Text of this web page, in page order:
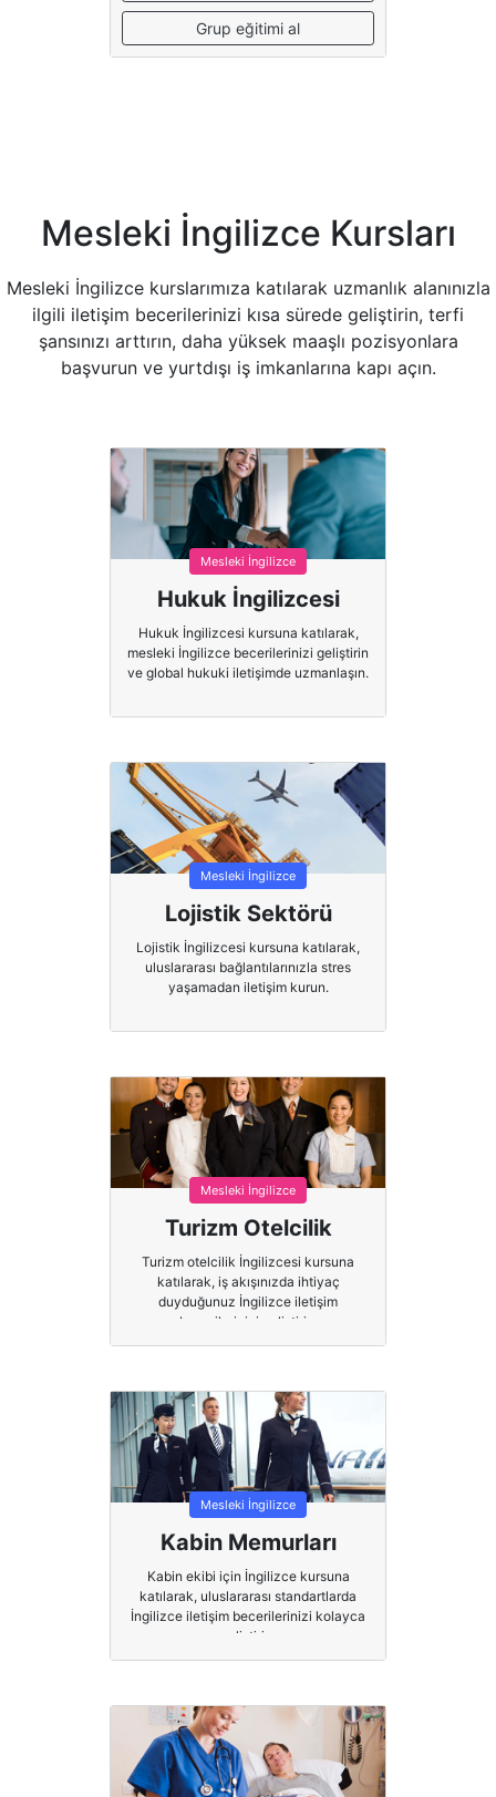
Grup eğitimi al
Mesleki İngilizce Kursları
Mesleki İngilizce kurslarımıza katılarak uzmanlık alanınızla
ilgili iletişim becerilerinizi kısa sürede geliştirin, terfi
şansınızı arttırın, daha yüksek maaşlı pozisyonlara
başvurun ve yurtdışı iş imkanlarına kapı açın.
Mesleki İngilizce
Hukuk İngilizcesi
Hukuk İngilizcesi kursuna katılarak,
mesleki İngilizce becerilerinizi geliştirin
ve global hukuki iletişimde uzmanlaşın.
Mesleki İngilizce
Lojistik Sektörü
Lojistik İngilizcesi kursuna katılarak,
uluslararası bağlantılarınızla stres
yaşamadan iletişim kurun.
Mesleki İngilizce
Turizm Otelcilik
Turizm otelcilik İngilizcesi kursuna
katılarak, iş akışınızda ihtiyaç
duyduğunuz İngilizce iletişim
becerilerinizi geliştirin.
Mesleki İngilizce
Kabin Memurları
Kabin ekibi için İngilizce kursuna
katılarak, uluslararası standartlarda
İngilizce iletişim becerilerinizi kolayca
geliştirin.